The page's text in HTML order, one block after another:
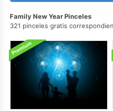
Family New Year Pinceles
321 pinceles gratis